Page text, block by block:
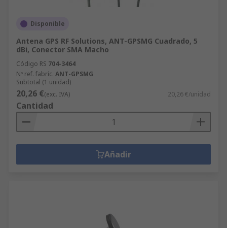
Disponible
Antena GPS RF Solutions, ANT-GPSMG Cuadrado, 5
dBi, Conector SMA Macho
Código RS 704-3464
Nº ref. fabric. ANT-GPSMG
Subtotal (1 unidad)
20,26 €(exc. IVA) 20,26 €/unidad
Cantidad
Añadir